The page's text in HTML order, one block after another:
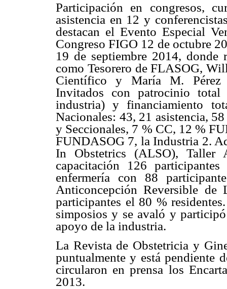
Participación en congresos,
asistencia en 12 y
destacan el Evento Especial
Congreso FIGO 12 de octubre
19 de septiembre 2014,
como Tesorero de FLASOG,
Científico y María M. Pérez
Invitados con patrocinio
industria) y financiamiento
Nacionales: 43, 21 asistencia,
y Seccionales, 7 % CC, 12 %
FUNDASOG 7, la Industria 2.
In Obstetrics (ALSO), Taller
capacitación 126
enfermería con 88
Anticoncepción Reversible de
participantes el 80 %
simposios y se avaló y
apoyo de la industria.
La Revista de Obstetricia y
puntualmente y está pendiente
circularon en prensa los
2013.